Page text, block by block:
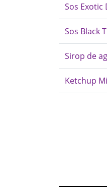
Sos Exotic
Sos Black
Sirop de
Ketchup